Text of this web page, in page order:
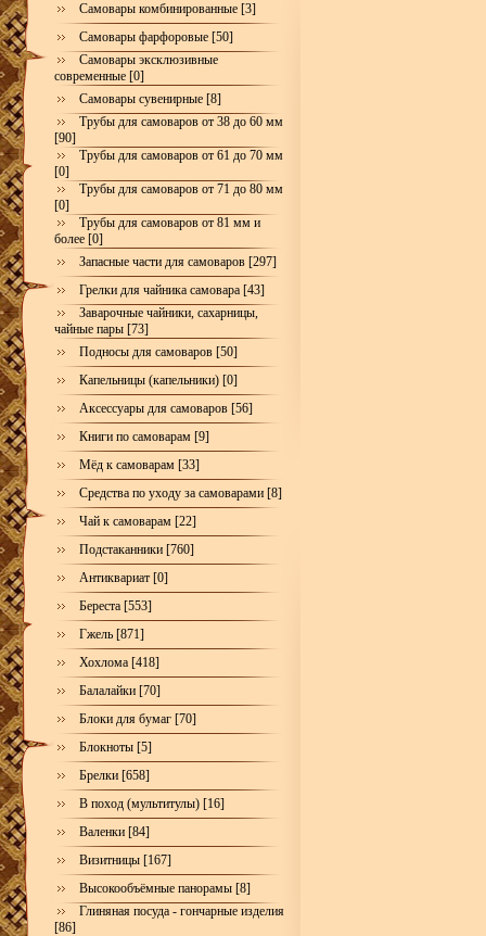
Самовары комбинированные [3]
Самовары фарфоровые [50]
Самовары эксклюзивные
современные [0]
Самовары сувенирные [8]
Трубы для самоваров от 38 до 60 мм
[90]
Трубы для самоваров от 61 до 70 мм
[0]
Трубы для самоваров от 71 до 80 мм
[0]
Трубы для самоваров от 81 мм и
более [0]
Запасные части для самоваров [297]
Грелки для чайника самовара [43]
Заварочные чайники, сахарницы,
чайные пары [73]
Подносы для самоваров [50]
Капельницы (капельники) [0]
Аксессуары для самоваров [56]
Книги по самоварам [9]
Мёд к самоварам [33]
Средства по уходу за самоварами [8]
Чай к самоварам [22]
Подстаканники [760]
Антиквариат [0]
Береста [553]
Гжель [871]
Хохлома [418]
Балалайки [70]
Блоки для бумаг [70]
Блокноты [5]
Брелки [658]
В поход (мультитулы) [16]
Валенки [84]
Визитницы [167]
Высокообъёмные панорамы [8]
Глиняная посуда - гончарные изделия
[86]